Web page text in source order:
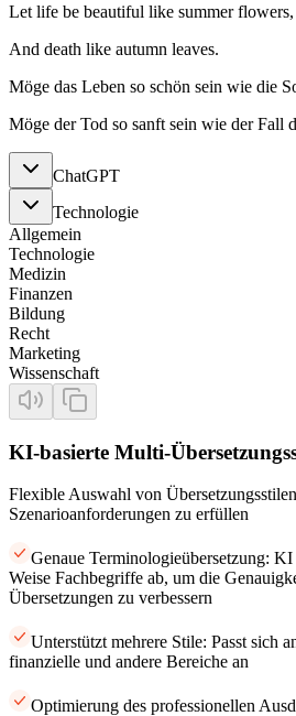
Let life be beautiful like summer flowers,
And death like autumn leaves.
Möge das Leben so schön sein wie die
Möge der Tod so sanft sein wie der Fall
ChatGPT
Technologie
Allgemein
Technologie
Medizin
Finanzen
Bildung
Recht
Marketing
Wissenschaft
KI-basierte Multi-
Flexible Auswahl von
Szenarioanforderungen zu erfüllen
Genaue Terminologieübersetzung:
Weise Fachbegriffe ab, um die
Übersetzungen zu verbessern
Unterstützt mehrere Stile: Passt sich
finanzielle und andere Bereiche an
Optimierung des professionellen